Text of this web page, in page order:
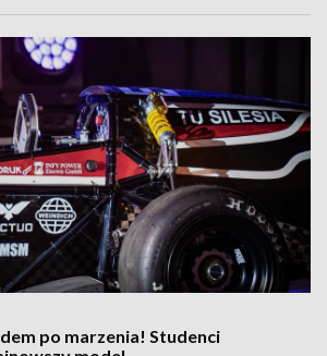
po marzenia! Studenci